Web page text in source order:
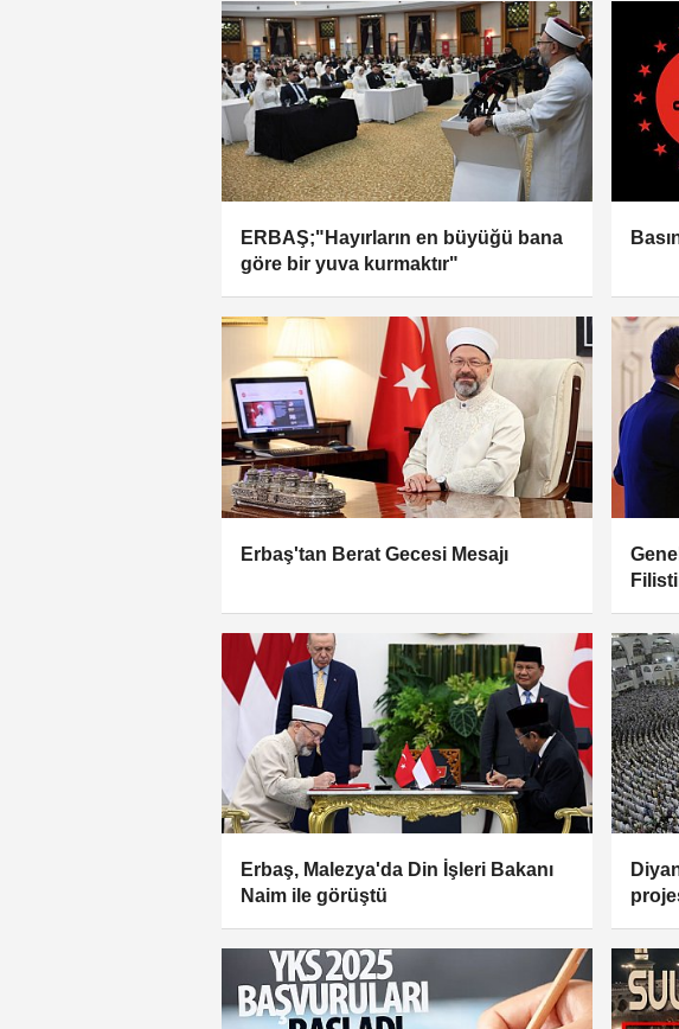
ERBAŞ;"Hayırların en büyüğü bana
göre bir yuva kurmaktır"
Erbaş'tan Berat Gecesi Mesajı
Erbaş, Malezya'da Din İşleri Bakanı
Naim ile görüştü